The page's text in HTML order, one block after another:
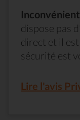
dispose pas
direct et il
sécurité est
Lire l'avis